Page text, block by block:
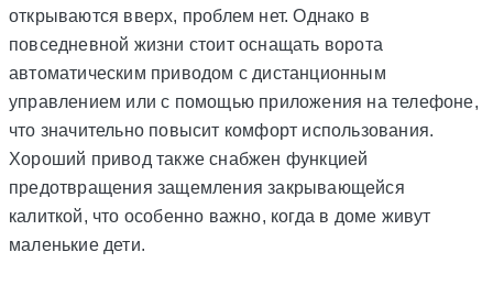
открываются вверх, проблем нет. Однако в
повседневной жизни стоит оснащать ворота
автоматическим приводом с дистанционным
управлением или с помощью приложения на телефоне,
что значительно повысит комфорт использования.
Хороший привод также снабжен функцией
предотвращения защемления закрывающейся
калиткой, что особенно важно, когда в доме живут
маленькие дети.